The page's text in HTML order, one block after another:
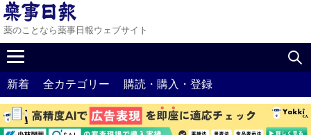
薬のことなら薬事日報ウェブサイト
新着 全カテゴリー 購読・購入・登録